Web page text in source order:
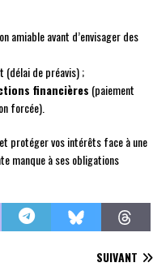
amiable avant d’envisager des
(délai de préavis) ;
financières (paiement
forcée).
protéger vos intérêts face à une
manque à ses obligations
SUIVANT